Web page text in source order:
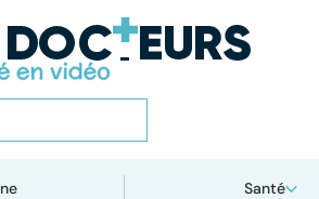
Santé